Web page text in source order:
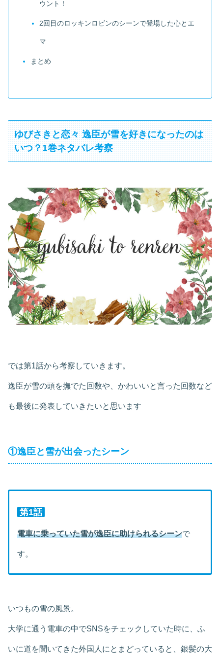
ウント！
2回目のロッキンロビンのシーンで登場した心とエ
マ
まとめ
ゆびさきと恋々 逸臣が雪を好きになったのは
いつ？1巻ネタバレ考察
では第1話から考察していきます。
逸臣が雪の頭を撫でた回数や、かわいいと言った回数など
も最後に発表していきたいと思います
①逸臣と雪が出会ったシーン
第1話
電車に乗っていた雪が逸臣に助けられるシーンで
す。
いつもの雪の風景。
大学に通う電車の中でSNSをチェックしていた時に、ふ
いに道を聞いてきた外国人にとまどっていると、銀髪の大